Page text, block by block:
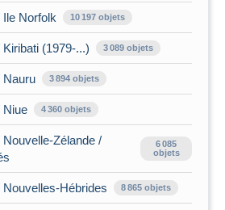
Norfolk 10 197 objets
(1979-...) 3 089 objets
Nauru 3 894 objets
Niue 4 360 objets
Zélande /
6 085
objets
Hébrides 8 865 objets